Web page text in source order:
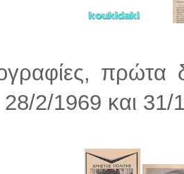
πρώτα
2/1969 και 31/